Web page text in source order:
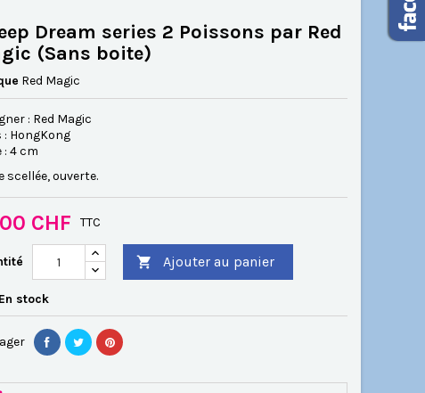
Dream series 2 Poissons par Red
(Sans boite)
Red Magic
: Red Magic
: HongKong
: 4 cm
scellée, ouverte.
CHF TTC
 Ajouter au panier
En stock